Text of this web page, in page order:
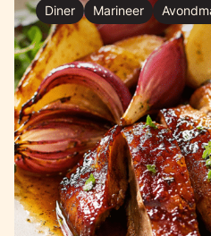
Diner Marineer